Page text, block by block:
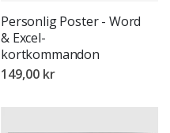
Personlig Poster - Word
& Excel-
kortkommandon
149,00 kr